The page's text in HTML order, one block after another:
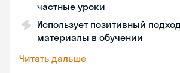
частные уроки
Использует позитивный
материалы в обучении
Читать дальше